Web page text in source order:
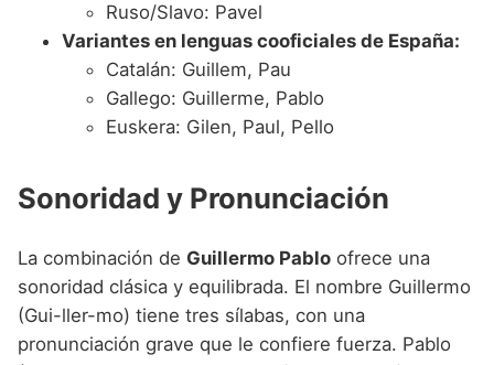
Ruso/Slavo: Pavel
Variantes en lenguas cooficiales de España:
Catalán: Guillem, Pau
Gallego: Guillerme, Pablo
Euskera: Gilen, Paul, Pello
Sonoridad y Pronunciación
La combinación de Guillermo Pablo ofrece una
sonoridad clásica y equilibrada. El nombre Guillermo
(Gui-ller-mo) tiene tres sílabas, con una
pronunciación grave que le confiere fuerza. Pablo